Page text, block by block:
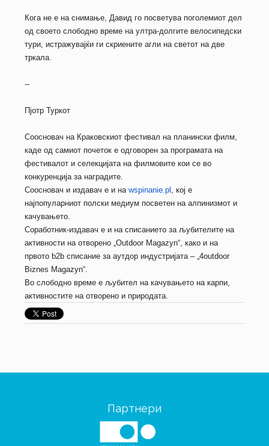
Кога не е на снимање, Давид го посветува поголемиот дел
од своето слободно време на ултра-долгите велосипедски
тури, истражувајќи ги скриените агли на светот на две
тркала.
--
Пјотр Туркот
Соосновач на Краковскиот фестивал на планински филм,
каде од самиот почеток е одговорен за програмата на
фестивалот и селекцијата на филмовите кои се во
конкуренција за наградите.
Соосновач и издавач е и наwspinanie.pl
, кој е
најпопуларниот полски медиум посветен на алпинизмот и
качувањето.
Соработник-издавач е и на списанието за љубителите на
активности на отворено „Outdoor Magazyn“, како и на
првото b2b списание за аутдор индустријата – „4outdoor
Biznes Magazyn“.
Во слободно време е љубител на качувањето на карпи,
активностите на отворено и природата.
Партнери